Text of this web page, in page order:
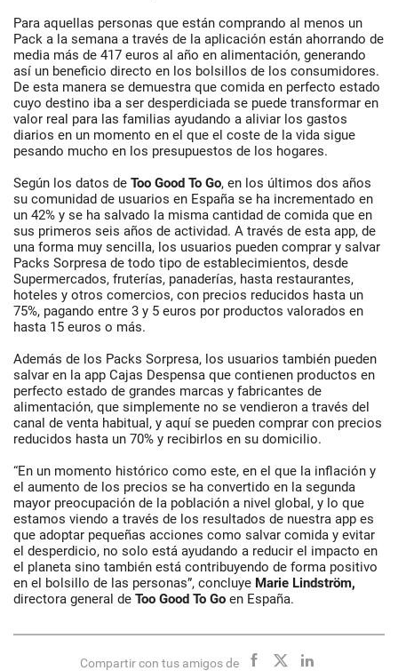
Para aquellas personas que están comprando al menos un
Pack a la semana a través de la aplicación están ahorrando de
media más de 417 euros al año en alimentación, generando
así un beneficio directo en los bolsillos de los consumidores.
De esta manera se demuestra que comida en perfecto estado
cuyo destino iba a ser desperdiciada se puede transformar en
valor real para las familias ayudando a aliviar los gastos
diarios en un momento en el que el coste de la vida sigue
pesando mucho en los presupuestos de los hogares.
Según los datos de Too Good To Go, en los últimos dos años
su comunidad de usuarios en España se ha incrementado en
un 42% y se ha salvado la misma cantidad de comida que en
sus primeros seis años de actividad. A través de esta app, de
una forma muy sencilla, los usuarios pueden comprar y salvar
Packs Sorpresa de todo tipo de establecimientos, desde
Supermercados, fruterías, panaderías, hasta restaurantes,
hoteles y otros comercios, con precios reducidos hasta un
75%, pagando entre 3 y 5 euros por productos valorados en
hasta 15 euros o más.
Además de los Packs Sorpresa, los usuarios también pueden
salvar en la app Cajas Despensa que contienen productos en
perfecto estado de grandes marcas y fabricantes de
alimentación, que simplemente no se vendieron a través del
canal de venta habitual, y aquí se pueden comprar con precios
reducidos hasta un 70% y recibirlos en su domicilio.
“En un momento histórico como este, en el que la inflación y
el aumento de los precios se ha convertido en la segunda
mayor preocupación de la población a nivel global, y lo que
estamos viendo a través de los resultados de nuestra app es
que adoptar pequeñas acciones como salvar comida y evitar
el desperdicio, no solo está ayudando a reducir el impacto en
el planeta sino también está contribuyendo de forma positivo
en el bolsillo de las personas”, concluye Marie Lindström,
directora general de Too Good To Go en España.
Compartir con tus amigos de